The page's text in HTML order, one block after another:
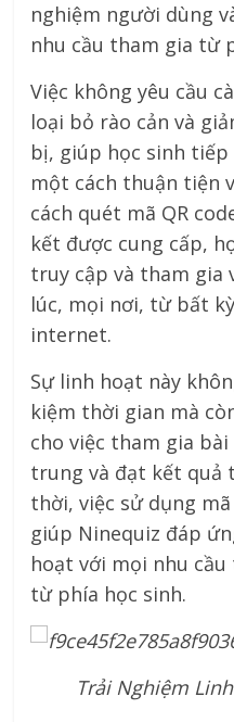
nghiệm người dùng
nhu cầu tham gia từ
Việc không yêu cầu
loại bỏ rào cản và
bị, giúp học sinh
một cách thuận tiện
cách quét mã QR
kết được cung cấp,
truy cập và tham gia
lúc, mọi nơi, từ bất
internet.
Sự linh hoạt này
kiệm thời gian mà
cho việc tham gia
trung và đạt kết quả
thời, việc sử dụng
giúp Ninequiz đáp
hoạt với mọi nhu
từ phía học sinh.
Trải Nghiệm